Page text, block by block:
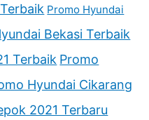
Promo Hyundai
Bekasi Terbaik
Terbaik Promo
Hyundai Cikarang
2021 Terbaru